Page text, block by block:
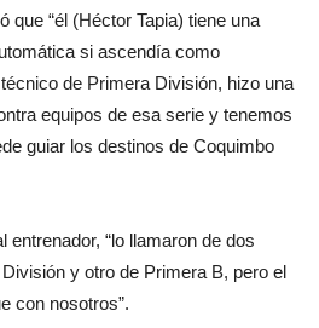
que “él (Héctor Tapia) tiene una
si ascendía como
de Primera División, hizo una
equipos de esa serie y tenemos
guiar los destinos de Coquimbo
entrenador, “lo llamaron de dos
y otro de Primera B, pero el
con nosotros”.